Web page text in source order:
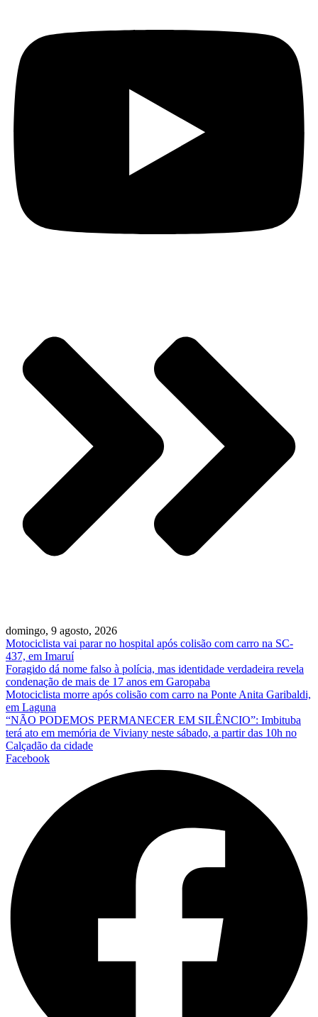
domingo, 9 agosto, 2026
Motociclista vai parar no hospital após colisão com carro na SC-
437, em Imaruí
Foragido dá nome falso à polícia, mas identidade verdadeira revela
condenação de mais de 17 anos em Garopaba
Motociclista morre após colisão com carro na Ponte Anita Garibaldi,
em Laguna
“NÃO PODEMOS PERMANECER EM SILÊNCIO”: Imbituba
terá ato em memória de Viviany neste sábado, a partir das 10h no
Calçadão da cidade
Facebook